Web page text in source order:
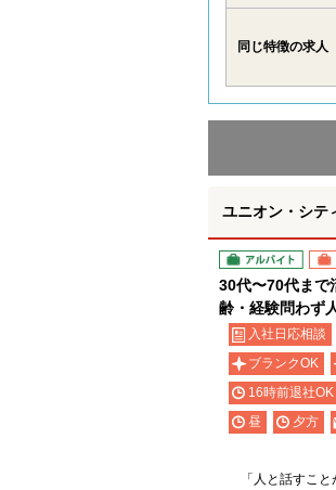
同じ特徴の求人
ユニオン・シテ
アルバイト パ
30代〜70代まで
齢・経験問わず
入社日応相談
ブランクOK
16時前退社OK
昼
夕方
「人と話すこ